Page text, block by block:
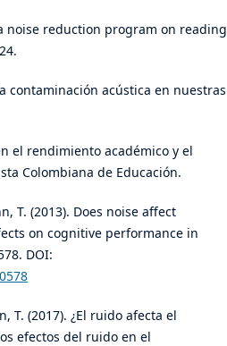
noise reduction program on reading
contaminación acústica en nuestras
el rendimiento académico y el
Colombiana de Educación.
T. (2013). Does noise affect
on cognitive performance in
DOI:
T. (2017). ¿El ruido afecta el
efectos del ruido en el